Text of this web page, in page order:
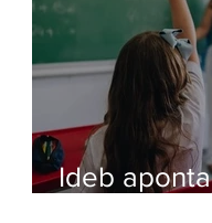
Ideb aponta